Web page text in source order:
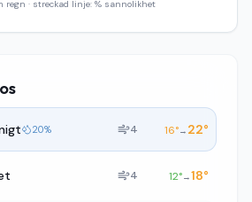
regn · streckad linje: % sannolikhet
20% 4 16°→ 22°
4 12°→18°